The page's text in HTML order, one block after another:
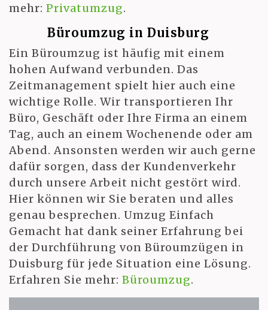
mehr: Privatumzug.
Büroumzug in Duisburg
Ein Büroumzug ist häufig mit einem
hohen Aufwand verbunden. Das
Zeitmanagement spielt hier auch eine
wichtige Rolle. Wir transportieren Ihr
Büro, Geschäft oder Ihre Firma an einem
Tag, auch an einem Wochenende oder am
Abend. Ansonsten werden wir auch gerne
dafür sorgen, dass der Kundenverkehr
durch unsere Arbeit nicht gestört wird.
Hier können wir Sie beraten und alles
genau besprechen. Umzug Einfach
Gemacht hat dank seiner Erfahrung bei
der Durchführung von Büroumzügen in
Duisburg für jede Situation eine Lösung.
Erfahren Sie mehr: Büroumzug.